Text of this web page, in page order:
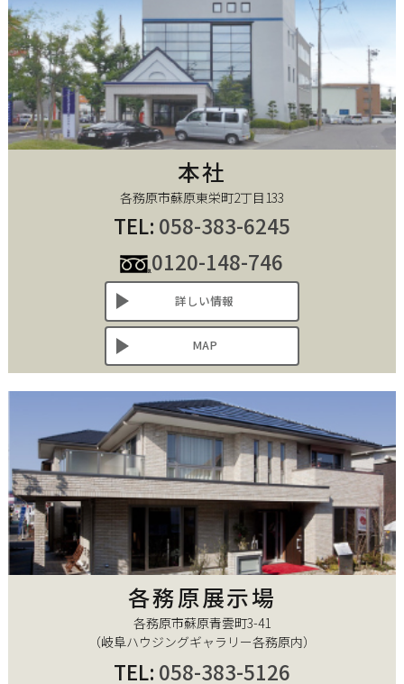
本社
各務原市蘇原東栄町2丁目133
TEL: 058-383-6245
0120-148-746
詳しい情報
MAP
各務原展示場
各務原市蘇原青雲町3-41
（岐阜ハウジングギャラリー各務原内）
TEL: 058-383-5126